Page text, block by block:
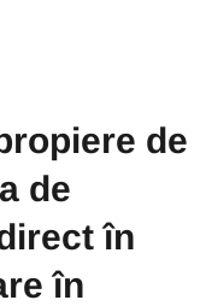
de
de
în
în